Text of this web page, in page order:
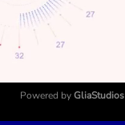
Powered by GliaStudios